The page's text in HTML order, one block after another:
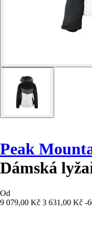
Peak
Dámská
Od
9 079,00 Kč 3 631,00 Kč -